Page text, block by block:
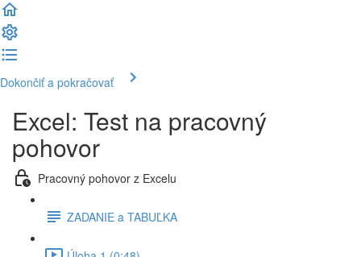
Dokončiť a pokračovať
Excel: Test na pracovný
pohovor
Pracovný pohovor z Excelu
ZADANIE a TABUĽKA